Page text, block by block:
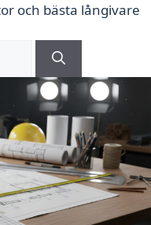
och bästa långivare